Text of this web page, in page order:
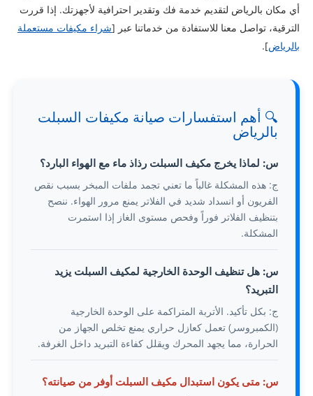
أي مكان بالرياض لتقديم خدمة فك وتقدير احترافية لأجهزتك. إذا قررت
الترقية، تواصل معنا للاستفادة من خدماتنا عبر [شراء مكيفات مستعملة
بالرياض].
🔍 أهم استفسارات صيانة مكيفات السبلت
بالرياض
س: لماذا يخرج مكيف السبلت رذاذ ماء مع الهواء البارد؟
ج: هذه المشكلة غالباً ما تعني تجمد ملفات المبخر بسبب نقص
الفريون أو انسداد شديد في الفلاتر يمنع مرور الهواء. ننصح
بتنظيف الفلاتر فوراً وفحص مستوى الغاز إذا استمرت
المشكلة.
س: هل تنظيف الوحدة الخارجية لمكيف السبلت يزيد
التبريد؟
ج: بكل تأكيد. الأتربة المتراكمة على الوحدة الخارجية
(الكمبروسر) تعمل كعازل حراري يمنع تخلص الجهاز من
الحرارة، مما يجهد المحرك ويقلل كفاءة التبريد داخل الغرفة.
س: متى يكون استبدال مكيف السبلت أوفر من صيانته؟